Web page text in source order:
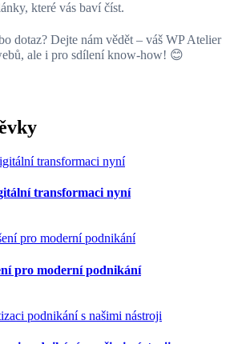
které vás baví číst.
dotaz? Dejte nám vědět – váš WP Atelier
ale i pro sdílení know-how! 😊
transformaci nyní
pro moderní podnikání